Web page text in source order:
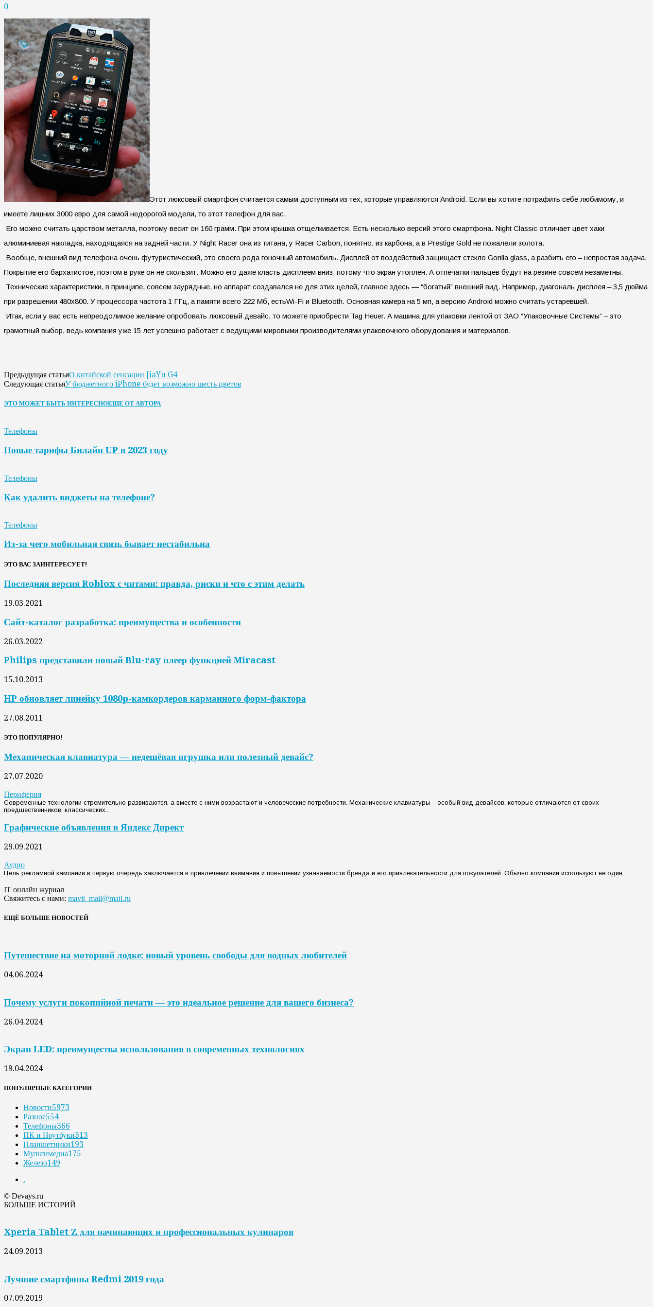
0
Этот люксовый смартфон считается самым доступным из тех, которые управляются Android. Если вы хотите потрафить себе любимому, и
имеете лишних 3000 евро для самой недорогой модели, то этот телефон для вас.
Его можно считать царством металла, поэтому весит он 160 грамм. При этом крышка отщелкивается. Есть несколько версий этого смартфона. Night Classic отличает цвет хаки
алюминиевая накладка, находящаяся на задней части. У Night Racer она из титана, у Racer Carbon, понятно, из карбона, а в Prestige Gold не пожалели золота.
Вообще, внешний вид телефона очень футуристический, это своего рода гоночный автомобиль. Дисплей от воздействий защищает стекло Gorilla glass, а разбить его – непростая задача.
Покрытие его бархатистое, поэтом в руке он не скользит. Можно его даже класть дисплеем вниз, потому что экран утоплен. А отпечатки пальцев будут на резине совсем незаметны.
Технические характеристики, в принципе, совсем заурядные, но аппарат создавался не для этих целей, главное здесь — “богатый” внешний вид. Например, диагональ дисплея – 3,5 дюйма
при разрешении 480х800. У процессора частота 1 ГГц, а памяти всего 222 Мб, естьWi-Fi и Bluetooth. Основная камера на 5 мп, а версию Android можно считать устаревшей.
Итак, если у вас есть непреодолимое желание опробовать люксовый девайс, то можете приобрести Tag Heuer. А машина для упаковки лентой от ЗАО “Упаковочные Системы” – это
грамотный выбор, ведь компания уже 15 лет успешно работает с ведущими мировыми производителями упаковочного оборудования и материалов.
Предыдущая статьяО китайской сенсации JiaYu G4
Следующая статьяУ бюджетного iPhone будет возможно шесть цветов
ЭТО МОЖЕТ БЫТЬ ИНТЕРЕСНОЕЩЕ ОТ АВТОРА
Телефоны
Новые тарифы Билайн UP в 2023 году
Телефоны
Как удалить виджеты на телефоне?
Телефоны
Из-за чего мобильная связь бывает нестабильна
ЭТО ВАС ЗАИНТЕРЕСУЕТ!
Последняя версия Roblox с читами: правда, риски и что с этим делать
19.03.2021
Сайт-каталог разработка: преимущества и особенности
26.03.2022
Philips представили новый Blu-ray плеер функцией Miracast
15.10.2013
HP обновляет линейку 1080p-камкордеров карманного форм-фактора
27.08.2011
ЭТО ПОПУЛЯРНО!
Механическая клавиатура — недешёвая игрушка или полезный девайс?
27.07.2020
Периферия
Современные технологии стремительно развиваются, а вместе с ними возрастают и человеческие потребности. Механические клавиатуры – особый вид девайсов, которые отличаются от своих
предшественников, классических...
Графические объявления в Яндекс Директ
29.09.2021
Аудио
Цель рекламной кампании в первую очередь заключается в привлечении внимания и повышении узнаваемости бренда и его привлекательности для покупателей. Обычно компании используют не один...
IT онлайн журнал
Свяжитесь с нами: mavit_mail@mail.ru
ЕЩЁ БОЛЬШЕ НОВОСТЕЙ
Путешествие на моторной лодке: новый уровень свободы для водных любителей
04.06.2024
Почему услуги покопийной печати — это идеальное решение для вашего бизнеса?
26.04.2024
Экран LED: преимущества использования в современных технологиях
19.04.2024
ПОПУЛЯРНЫЕ КАТЕГОРИИ
Новости5973
Разное554
Телефоны366
ПК и Ноутбуки313
Планшетники193
Мультимедиа175
Железо149
.
© Devays.ru
БОЛЬШЕ ИСТОРИЙ
Xperia Tablet Z для начинающих и профессиональных кулинаров
24.09.2013
Лучшие смартфоны Redmi 2019 года
07.09.2019